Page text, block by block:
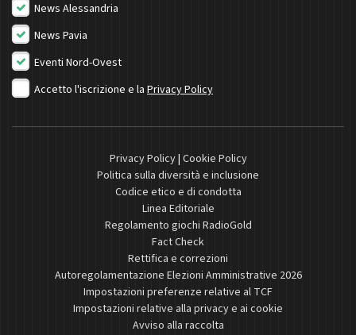
News Alessandria
News Pavia
Eventi Nord-Ovest
Accetto l'iscrizione e la Privacy Policy
Privacy Policy| Cookie Policy
Politica sulla diversità e inclusione
Codice etico e di condotta
Linea Editoriale
Regolamento giochi RadioGold
Fact Check
Rettifica e correzioni
Autoregolamentazione Elezioni Amministrative 2026
Impostazioni preferenze relative al TCF
Impostazioni relative alla privacy e ai cookie
Avviso alla raccolta